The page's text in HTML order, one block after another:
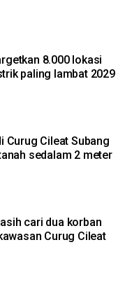
8.000 lokasi
paling lambat 2029
Curug Cileat Subang
sedalam 2 meter
cari dua korban
Curug Cileat